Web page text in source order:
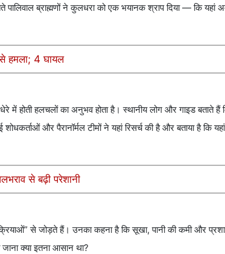
ब्राह्मणों ने कुलधरा को एक भयानक श्राप दिया — कि यहां
से हमला; 4 घायल
हलचलों का अनुभव होता है। स्थानीय लोग और गाइड बताते हैं
और पैरानॉर्मल टीमों ने यहां रिसर्च की है और बताया है कि
से बढ़ी परेशानी
से जोड़ते हैं। उनका कहना है कि सूखा, पानी की कमी और
क्या इतना आसान था?